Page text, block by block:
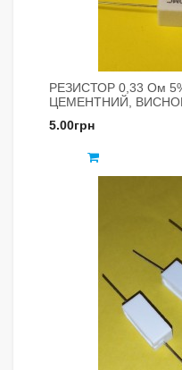
РЕЗИСТОР 0,33 Ом 5%
ЦЕМЕНТНИЙ,
5.00грн